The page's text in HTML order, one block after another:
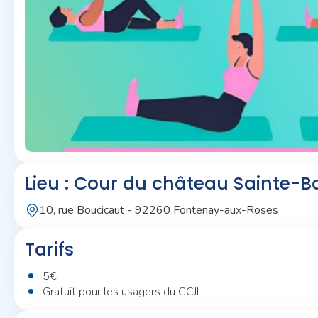
Lieu : Cour du château Sainte-
10, rue Boucicaut - 92260 Fontenay-aux-Roses
Tarifs
5€
Gratuit pour les usagers du CCJL